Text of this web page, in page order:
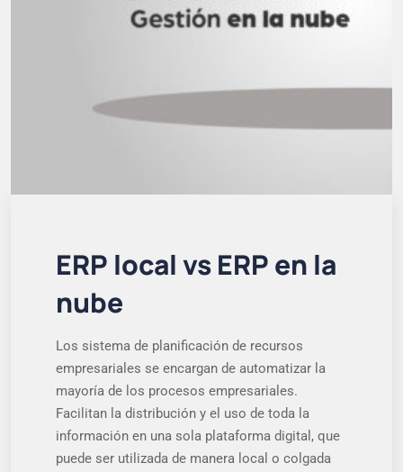
ERP local vs ERP en la
nube
Los sistema de planificación de recursos
empresariales se encargan de automatizar la
mayoría de los procesos empresariales.
Facilitan la distribución y el uso de toda la
información en una sola plataforma digital, que
puede ser utilizada de manera local o colgada